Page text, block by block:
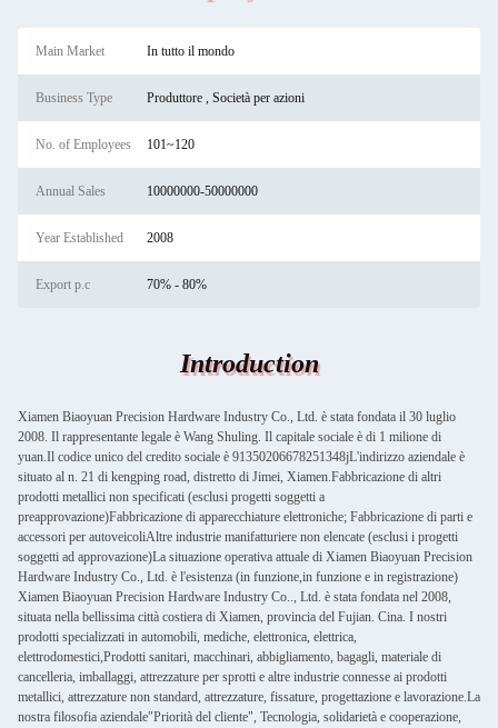
Main Market In tutto il mondo
Business Type Produttore , Società per azioni
No. of Employees 101~120
Annual Sales 10000000-50000000
Year Established 2008
Export p.c 70% - 80%
Introduction
Xiamen Biaoyuan Precision Hardware Industry Co., Ltd. è stata fondata il 30 luglio
2008. Il rappresentante legale è Wang Shuling. Il capitale sociale è di 1 milione di
yuan.Il codice unico del credito sociale è 91350206678251348jL'indirizzo aziendale è
situato al n. 21 di kengping road, distretto di Jimei, Xiamen.Fabbricazione di altri
prodotti metallici non specificati (esclusi progetti soggetti a
preapprovazione)Fabbricazione di apparecchiature elettroniche; Fabbricazione di parti e
accessori per autoveicoliAltre industrie manifatturiere non elencate (esclusi i progetti
soggetti ad approvazione)La situazione operativa attuale di Xiamen Biaoyuan Precision
Hardware Industry Co., Ltd. è l'esistenza (in funzione,in funzione e in registrazione)
Xiamen Biaoyuan Precision Hardware Industry Co.., Ltd. è stata fondata nel 2008,
situata nella bellissima città costiera di Xiamen, provincia del Fujian. Cina. I nostri
prodotti specializzati in automobili, mediche, elettronica, elettrica,
elettrodomestici,Prodotti sanitari, macchinari, abbigliamento, bagagli, materiale di
cancelleria, imballaggi, attrezzature per sprotti e altre industrie connesse ai prodotti
metallici, attrezzature non standard, attrezzature, fissature, progettazione e lavorazione.La
nostra filosofia aziendale"Priorità del cliente", Tecnologia, solidarietà e cooperazione,